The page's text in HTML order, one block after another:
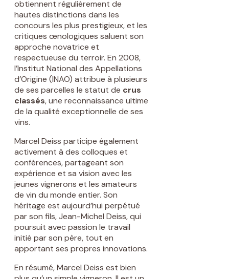
obtiennent régulièrement de
hautes distinctions dans les
concours les plus prestigieux, et les
critiques œnologiques saluent son
approche novatrice et
respectueuse du terroir. En 2008,
l’Institut National des Appellations
d’Origine (INAO) attribue à plusieurs
de ses parcelles le statut de crus
classés, une reconnaissance ultime
de la qualité exceptionnelle de ses
vins.
Marcel Deiss participe également
activement à des colloques et
conférences, partageant son
expérience et sa vision avec les
jeunes vignerons et les amateurs
de vin du monde entier. Son
héritage est aujourd’hui perpétué
par son fils, Jean-Michel Deiss, qui
poursuit avec passion le travail
initié par son père, tout en
apportant ses propres innovations.
En résumé, Marcel Deiss est bien